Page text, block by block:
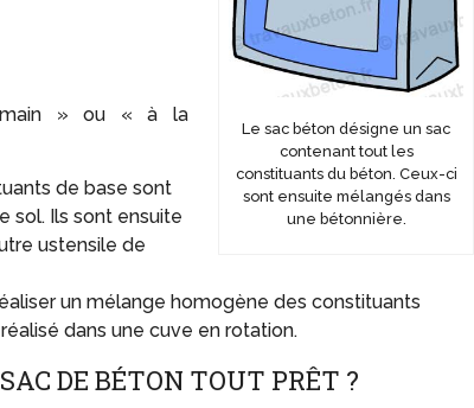
Le sac béton désigne un sac
contenant tout les
constituants du béton. Ceux-ci
sont ensuite mélangés dans
une bétonnière.
» ou « à la
de base sont
sol. Ils sont ensuite
ustensile de
un mélange homogène des constituants
dans une cuve en rotation.
DE BÉTON TOUT PRÊT ?